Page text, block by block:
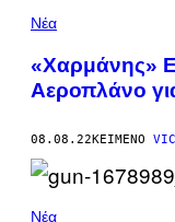
Νέα
«Χαρμάνης»
Αεροπλάνο
08.08.22ΚΕΊΜΕΝΟ
Νέα